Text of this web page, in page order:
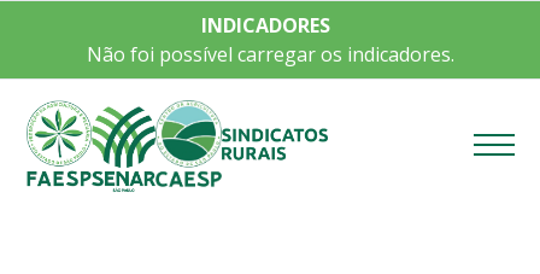
INDICADORES
Não foi possível carregar os indicadores.